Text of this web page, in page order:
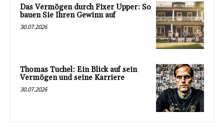
Das Vermögen durch Fixer Upper: So
bauen Sie Ihren Gewinn auf
30.07.2026
Thomas Tuchel: Ein Blick auf sein
Vermögen und seine Karriere
30.07.2026